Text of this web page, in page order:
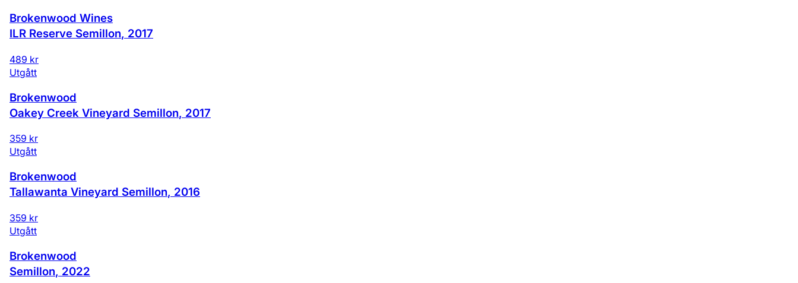
Brokenwood Wines
ILR Reserve Semillon, 2017
489 kr
Utgått
Brokenwood
Oakey Creek Vineyard Semillon, 2017
359 kr
Utgått
Brokenwood
Tallawanta Vineyard Semillon, 2016
359 kr
Utgått
Brokenwood
Semillon, 2022